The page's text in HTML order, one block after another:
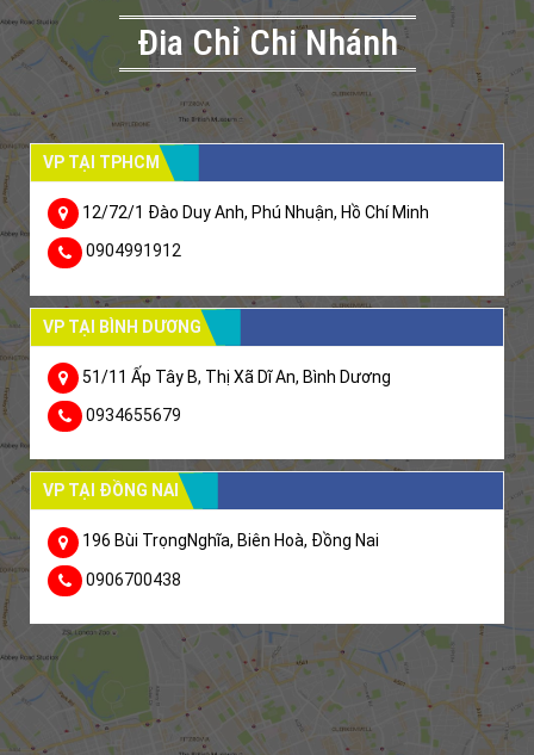
Đia Chỉ Chi Nhánh
VP TẠI TPHCM
12/72/1 Đào Duy Anh, Phú Nhuận, Hồ Chí Minh
0904991912
VP TẠI BÌNH DƯƠNG
51/11 Ấp Tây B, Thị Xã Dĩ An, Bình Dương
0934655679
VP TẠI ĐỒNG NAI
196 Bùi TrọngNghĩa, Biên Hoà, Đồng Nai
0906700438